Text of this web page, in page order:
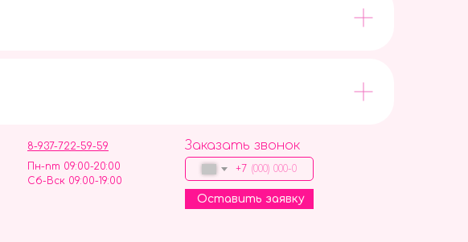
8-937-722-59-59
Пн-пт 09:00-20:00
Сб-Вск 09:00-19:00
Заказать звонок
+7
Оставить заявку